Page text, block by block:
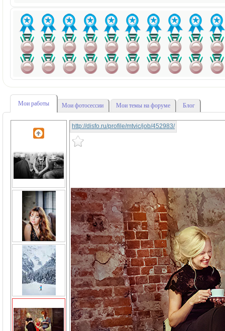
Мои работы Мои фотосессии Мои темы на форуме Блог
http://disfo.ru/profile/mtvic/job/452983/